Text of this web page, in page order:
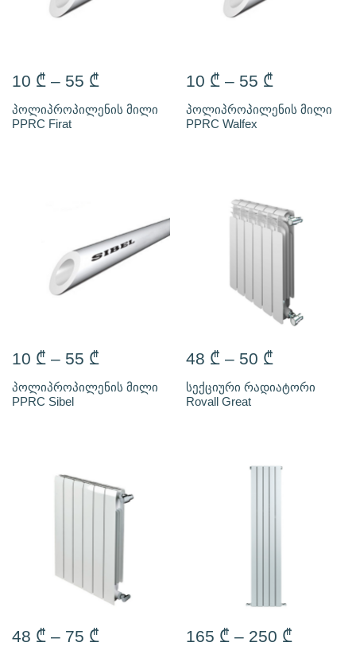
10 ₾ – 55 ₾
პოლიპროპილენის მილი
PPRC Firat
10 ₾ – 55 ₾
პოლიპროპილენის მილი
PPRC Walfex
10 ₾ – 55 ₾
პოლიპროპილენის მილი
PPRC Sibel
48 ₾ – 50 ₾
სექციური რადიატორი
Rovall Great
48 ₾ – 75 ₾ 165 ₾ – 250 ₾